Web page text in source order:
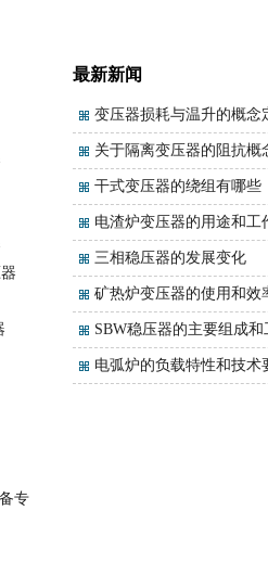
最新新闻
变压器损耗与温升的概念
关于隔离变压器的阻抗概
干式变压器的绕组有哪些
电渣炉变压器的用途和工
三相稳压器的发展变化
矿热炉变压器的使用和效
SBW稳压器的主要组成
电弧炉的负载特性和技术
专